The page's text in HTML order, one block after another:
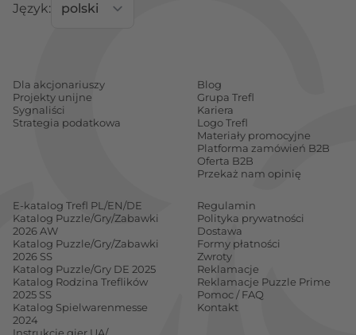
Język:
Dla akcjonariuszy
Projekty unijne
Sygnaliści
Strategia podatkowa
Blog
Grupa Trefl
Kariera
Logo Trefl
Materiały promocyjne
Platforma zamówień B2B
Oferta B2B
Przekaż nam opinię
E-katalog Trefl PL/EN/DE
Katalog Puzzle/Gry/Zabawki
2026 AW
Katalog Puzzle/Gry/Zabawki
2026 SS
Katalog Puzzle/Gry DE 2025
Katalog Rodzina Treflików
2025 SS
Katalog Spielwarenmesse
2024
Regulamin
Polityka prywatności
Dostawa
Formy płatności
Zwroty
Reklamacje
Reklamacje Puzzle Prime
Pomoc / FAQ
Kontakt